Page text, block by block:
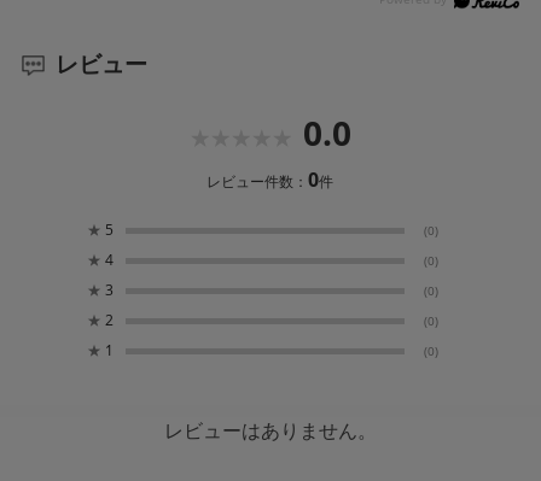
レビュー
0.0
レビュー件数：0件
★ 5 (0)
★ 4 (0)
★ 3 (0)
★ 2 (0)
★ 1 (0)
レビューはありません。